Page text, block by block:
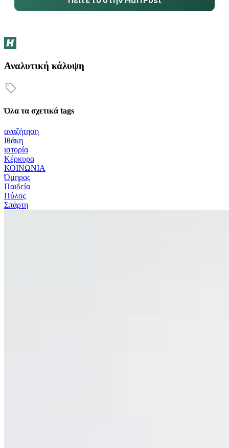
Αναλυτική κάλυψη
Όλα τα σχετικά tags
αναζήτηση
Ιθάκη
ιστορία
Κέρκυρα
ΚΟΙΝΩΝΙΑ
Όμηρος
Παιδεία
Πύλος
Σπάρτη